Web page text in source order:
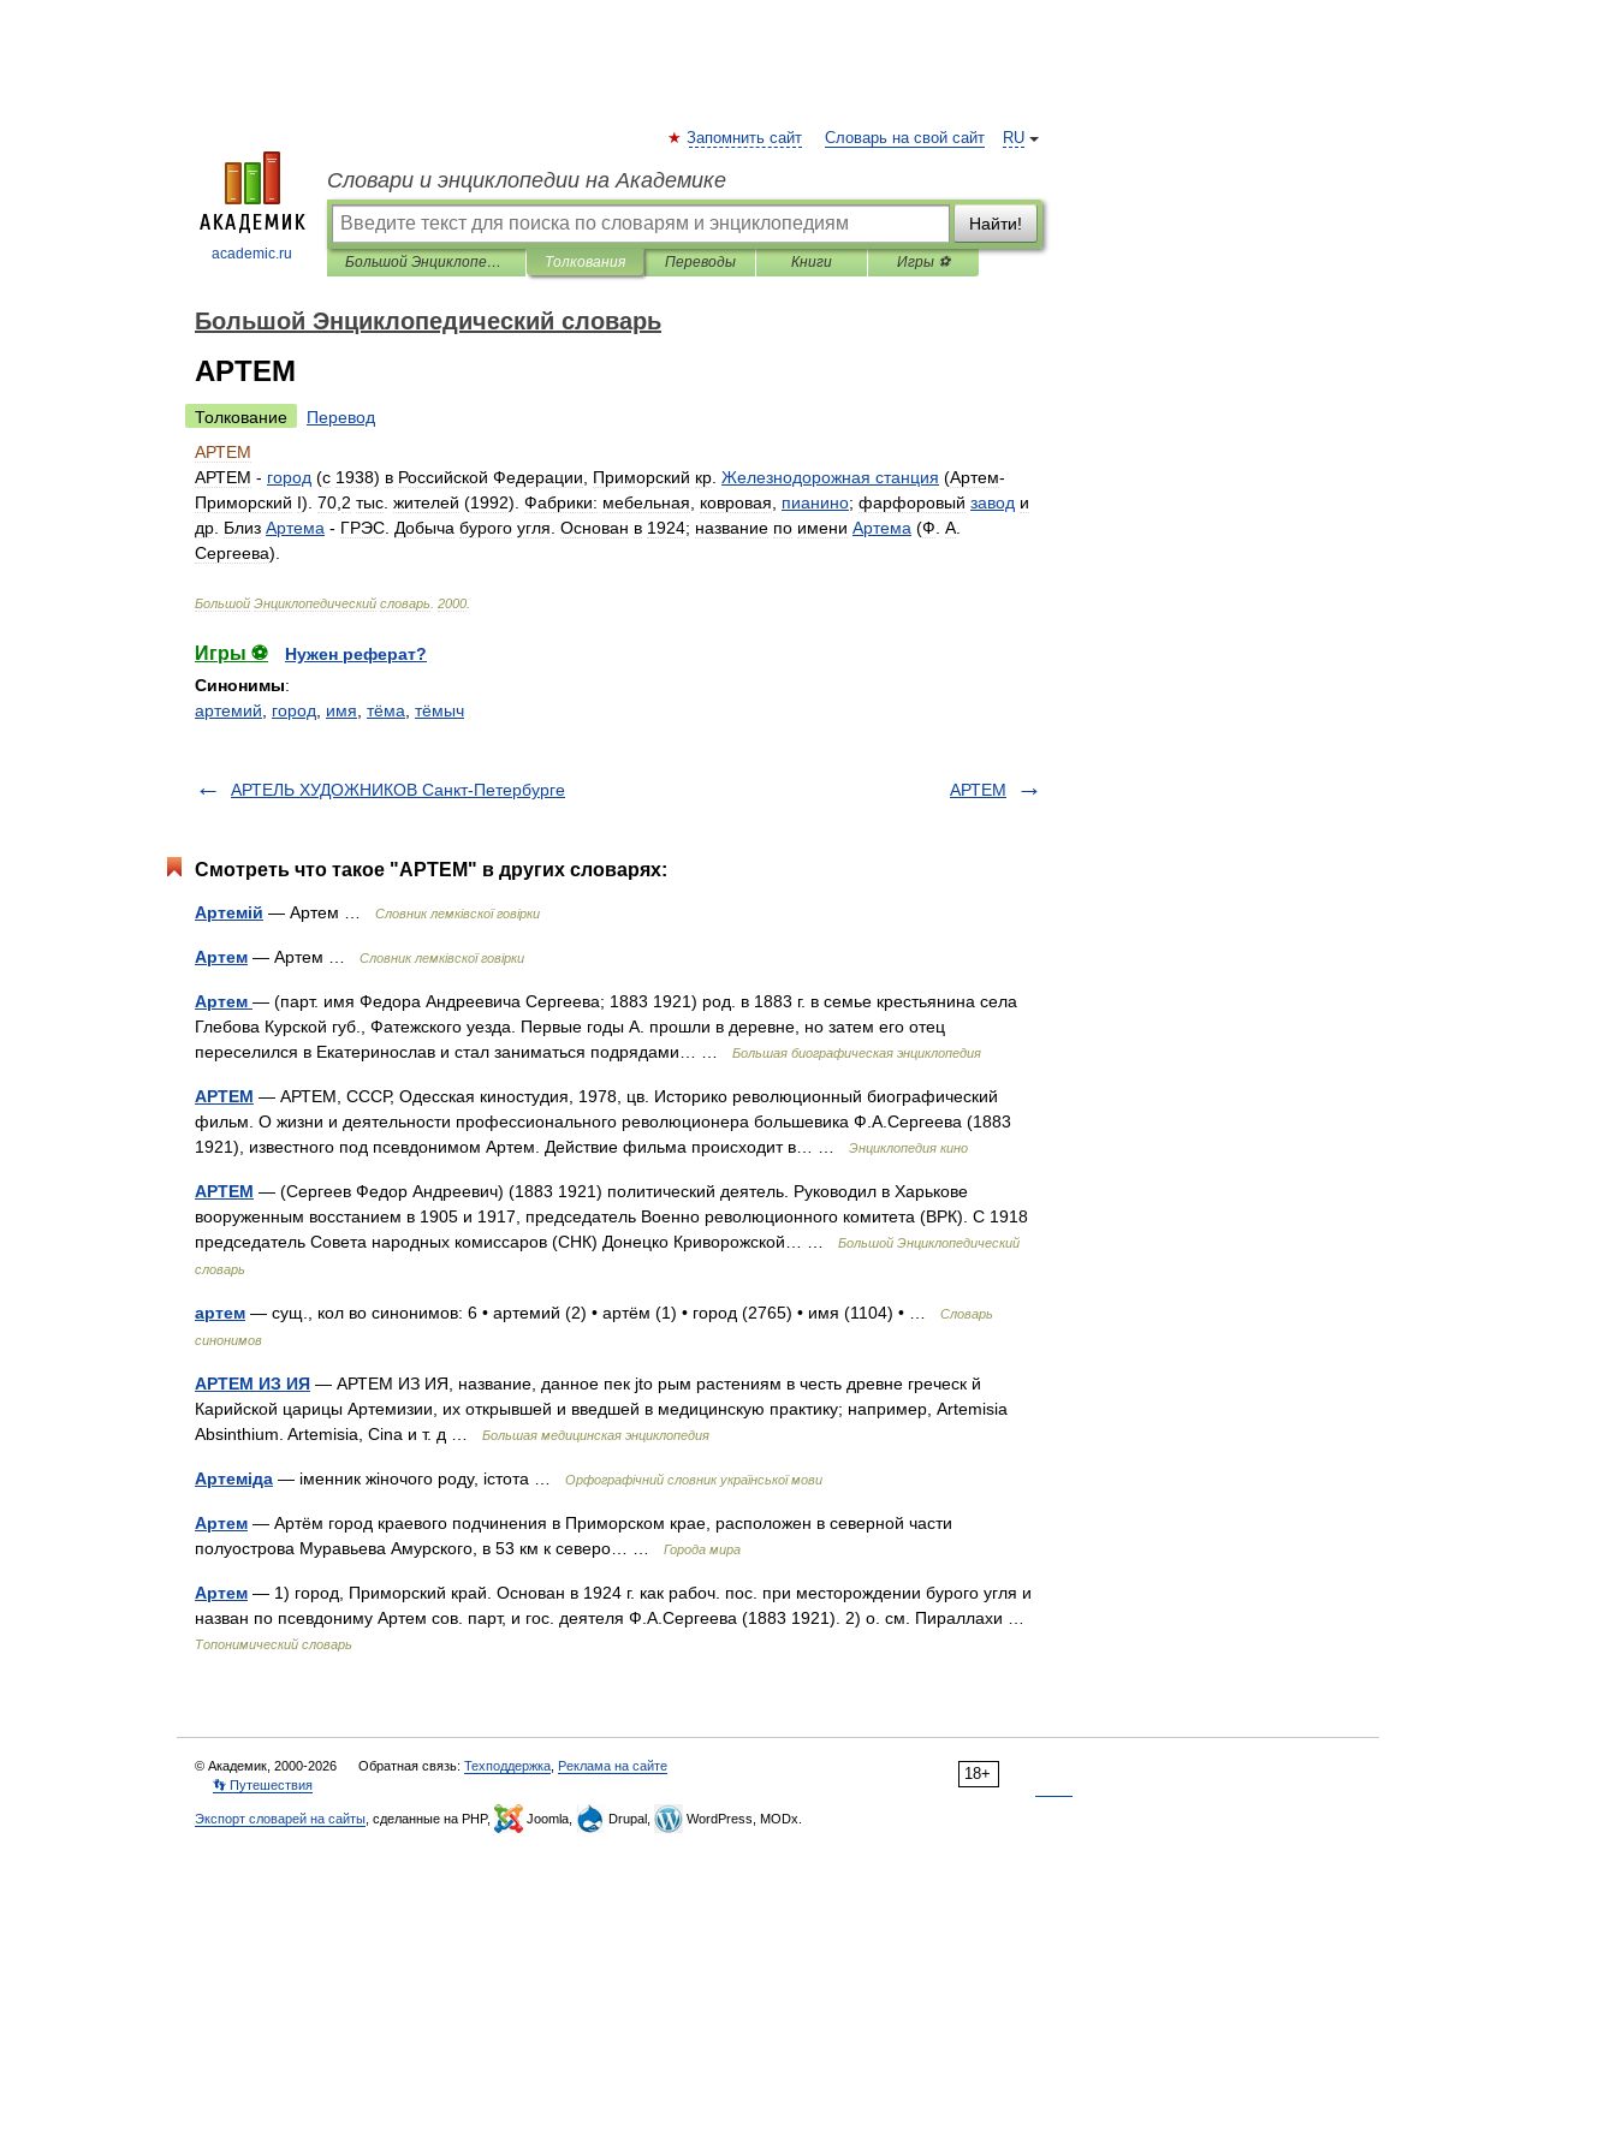
academic.ru
RU
Запомнить сайт Словарь на свой сайт
Словари и энциклопедии на Академике
Найти!
Большой Энциклопедический словарь Толкования Переводы Книги Игры ⚽
Большой Энциклопедический словарь
АРТЕМ
Толкование
Перевод
АРТЕМ
АРТЕМ - город (с 1938) в Российской Федерации Приморский кр Железнодорожная станция (Артем-
Приморский I). 70 2 тыс жителей (1992). Фабрики: мебельная ковровая пианино; фарфоровый завод и
др Близ Артема - ГРЭС Добыча бурого угля Основан в 1924; название по имени Артема (Ф А
Сергеева).
Большой Энциклопедический словарь 2000
Игры ⚽
Нужен реферат?
Синонимы:
артемий
город имя тёма тёмыч
АРТЕЛЬ ХУДОЖНИКОВ Санкт-Петербурге АРТЕМ
Смотреть что такое "АРТЕМ" в других словарях:
Артемій — Артем … Словник лемківскої говірки
Артем — Артем … Словник лемківскої говірки
Артем — (парт. имя Федора Андреевича Сергеева; 1883 1921) род. в 1883 г. в семье крестьянина села
Глебова Курской губ., Фатежского уезда. Первые годы А. прошли в деревне, но затем его отец
переселился в Екатеринослав и стал заниматься подрядами… …
Большая биографическая энциклопедия
АРТЕМ — АРТЕМ, СССР, Одесская киностудия, 1978, цв. Историко революционный биографический
фильм. О жизни и деятельности профессионального революционера большевика Ф.А.Сергеева (1883
1921), известного под псевдонимом Артем. Действие фильма происходит в… …
Энциклопедия кино
АРТЕМ — (Сергеев Федор Андреевич) (1883 1921) политический деятель. Руководил в Харькове
вооруженным восстанием в 1905 и 1917, председатель Военно революционного комитета (ВРК). С 1918
председатель Совета народных комиссаров (СНК) Донецко Криворожской… …
Большой Энциклопедический
словарь
артем — сущ., кол во синонимов: 6 • артемий (2) • артём (1) • город (2765) • имя (1104) • …
Словарь
синонимов
АРТЕМ ИЗ ИЯ — АРТЕМ ИЗ ИЯ, название, данное пек jto рым растениям в честь древне греческ й
Карийской царицы Артемизии, их открывшей и введшей в медицинскую практику; например, Artemisia
Absinthium. Artemisia, Cina и т. д …
Большая медицинская энциклопедия
Артеміда — іменник жіночого роду, істота … Орфографічний словник української мови
Артем — Артём город краевого подчинения в Приморском крае, расположен в северной части
полуострова Муравьева Амурского, в 53 км к северо… …
Города мира
Артем — 1) город, Приморский край. Основан в 1924 г. как рабоч. пос. при месторождении бурого угля и
назван по псевдониму Артем сов. парт, и гос. деятеля Ф.А.Сергеева (1883 1921). 2) о. см. Пираллахи …
Топонимический словарь
18+
© Академик, 2000-2026 Обратная связь: Техподдержка Реклама на сайте
👣 Путешествия
Экспорт словарей на сайты , сделанные на PHP, Joomla, Drupal, WordPress, MODx.